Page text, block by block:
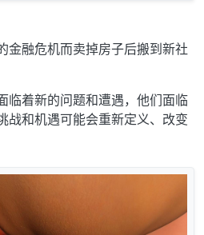
金融危机而卖掉房子后搬到新社
临着新的问题和遭遇，他们面临
战和机遇可能会重新定义、改变